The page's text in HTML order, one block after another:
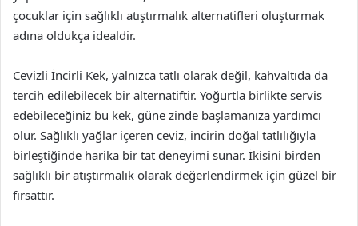
çocuklar için sağlıklı atıştırmalık alternatifleri oluşturmak
adına oldukça idealdir.
Cevizli İncirli Kek, yalnızca tatlı olarak değil, kahvaltıda da
tercih edilebilecek bir alternatiftir. Yoğurtla birlikte servis
edebileceğiniz bu kek, güne zinde başlamanıza yardımcı
olur. Sağlıklı yağlar içeren ceviz, incirin doğal tatlılığıyla
birleştiğinde harika bir tat deneyimi sunar. İkisini birden
sağlıklı bir atıştırmalık olarak değerlendirmek için güzel bir
fırsattır.